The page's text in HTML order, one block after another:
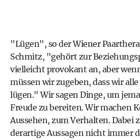
"Lügen", so der Wiener
Schmitz, "gehört zur
vielleicht provokant an, aber
müssen wir zugeben, dass wir
lügen." Wir sagen Dinge, um
Freude zu bereiten. Wir machen
Aussehen, zum Verhalten. Dabei
derartige Aussagen nicht immer